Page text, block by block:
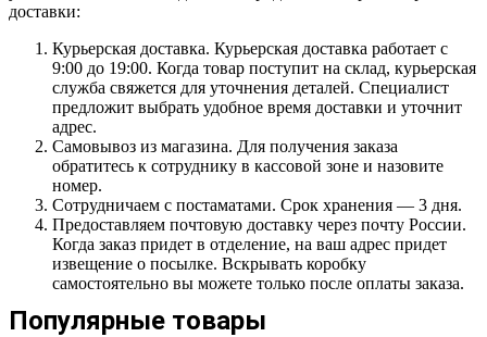
доставки:
Курьерская доставка. Курьерская доставка работает с
9:00 до 19:00. Когда товар поступит на склад, курьерская
служба свяжется для уточнения деталей. Специалист
предложит выбрать удобное время доставки и уточнит
адрес.
Самовывоз из магазина. Для получения заказа
обратитесь к сотруднику в кассовой зоне и назовите
номер.
Сотрудничаем с постаматами. Срок хранения — 3 дня.
Предоставляем почтовую доставку через почту России.
Когда заказ придет в отделение, на ваш адрес придет
извещение о посылке. Вскрывать коробку
самостоятельно вы можете только после оплаты заказа.
Популярные товары